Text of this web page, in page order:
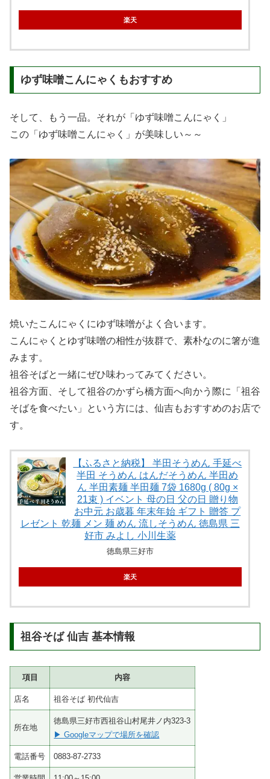
楽天
ゆず味噌こんにゃくもおすすめ
そして、もう一品。それが「ゆず味噌こんにゃく」
この「ゆず味噌こんにゃく」が美味しい～～
焼いたこんにゃくにゆず味噌がよく合います。
こんにゃくとゆず味噌の相性が抜群で、素朴なのに箸が進
みます。
祖谷そばと一緒にぜひ味わってみてください。
祖谷方面、そして祖谷のかずら橋方面へ向かう際に「祖谷
そばを食べたい」という方には、仙吉もおすすめのお店で
す。
【ふるさと納税】 半田そうめん 手延べ
半田 そうめん はんだそうめん 半田め
ん 半田素麺 半田麺 7袋 1680g ( 80g ×
21束 ) イベント 母の日 父の日 贈り物
お中元 お歳暮 年末年始 ギフト 贈答 プ
レゼント 乾麺 メン 麺 めん 流しそうめん 徳島県 三
好市 みよし 小川生薬
徳島県三好市
楽天
祖谷そば 仙吉 基本情報
項目 内容
店名 祖谷そば 初代仙吉
所在地
徳島県三好市西祖谷山村尾井ノ内323-3
▶ Googleマップで場所を確認
電話番号 0883-87-2733